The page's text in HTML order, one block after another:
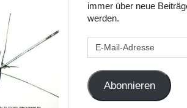
immer über neue
werden.
E-
Abonnieren